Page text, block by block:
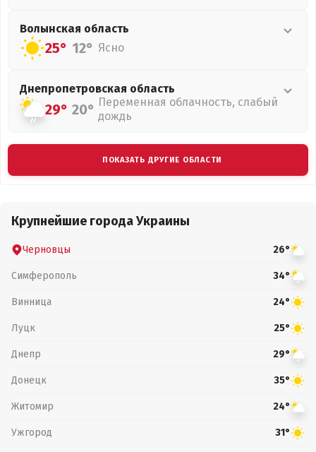
Волынская область
25° 12° Ясно
Днепропетровская область
29° 20° Переменная облачность, слабый
дождь
ПОКАЗАТЬ ДРУГИЕ ОБЛАСТИ
Крупнейшие города Украины
Черновцы 26°
Симферополь 34°
Винница 24°
Луцк 25°
Днепр 29°
Донецк 35°
Житомир 24°
Ужгород 31°